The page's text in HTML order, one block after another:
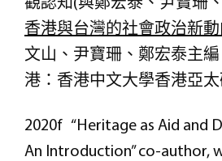
香港與台灣的社會政治新
文山、尹寶珊、鄭宏泰主
港：香港中文大學香港亞
2020f “Heritage as Aid and
An Introduction” co-author,